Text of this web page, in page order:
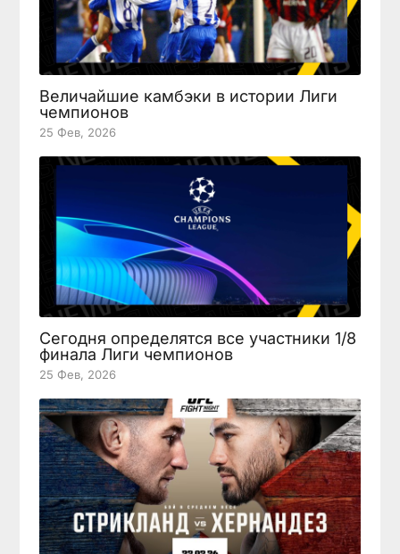
Величайшие камбэки в истории Лиги
чемпионов
25 Фев, 2026
Сегодня определятся все участники 1/8
финала Лиги чемпионов
25 Фев, 2026